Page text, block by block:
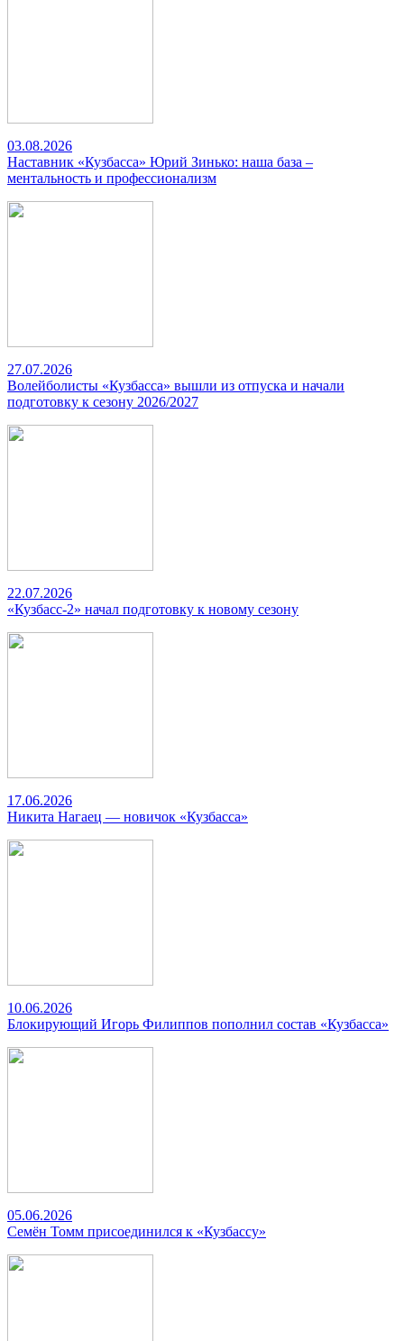
03.08.2026
Наставник «Кузбасса» Юрий Зинько: наша база –
ментальность и профессионализм
27.07.2026
Волейболисты «Кузбасса» вышли из отпуска и начали
подготовку к сезону 2026/2027
22.07.2026
«Кузбасс-2» начал подготовку к новому сезону
17.06.2026
Никита Нагаец — новичок «Кузбасса»
10.06.2026
Блокирующий Игорь Филиппов пополнил состав «Кузбасса»
05.06.2026
Семён Томм присоединился к «Кузбассу»